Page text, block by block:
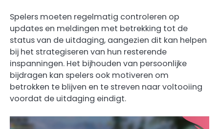
Spelers moeten regelmatig controleren op
updates en meldingen met betrekking tot de
status van de uitdaging, aangezien dit kan helpen
bij het strategiseren van hun resterende
inspanningen. Het bijhouden van persoonlijke
bijdragen kan spelers ook motiveren om
betrokken te blijven en te streven naar voltooiing
voordat de uitdaging eindigt.